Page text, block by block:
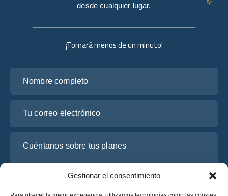
Gestionar el consentimiento
¡Tomará menos de un minuto!
desde cualquier lugar.